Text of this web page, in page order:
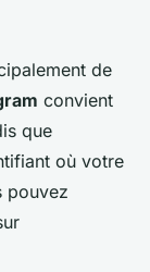
de
convient
que
où votre
pouvez